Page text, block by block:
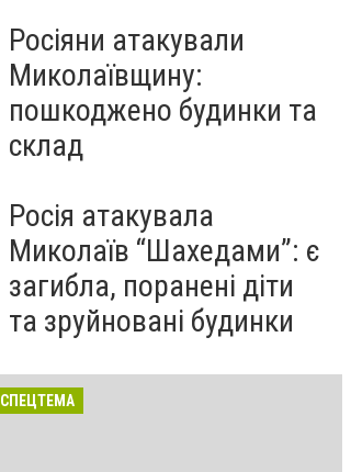
Росіяни атакували
Миколаївщину:
пошкоджено будинки та
склад
Росія атакувала
Миколаїв “Шахедами”: є
загибла, поранені діти
та зруйновані будинки
СПЕЦТЕМА